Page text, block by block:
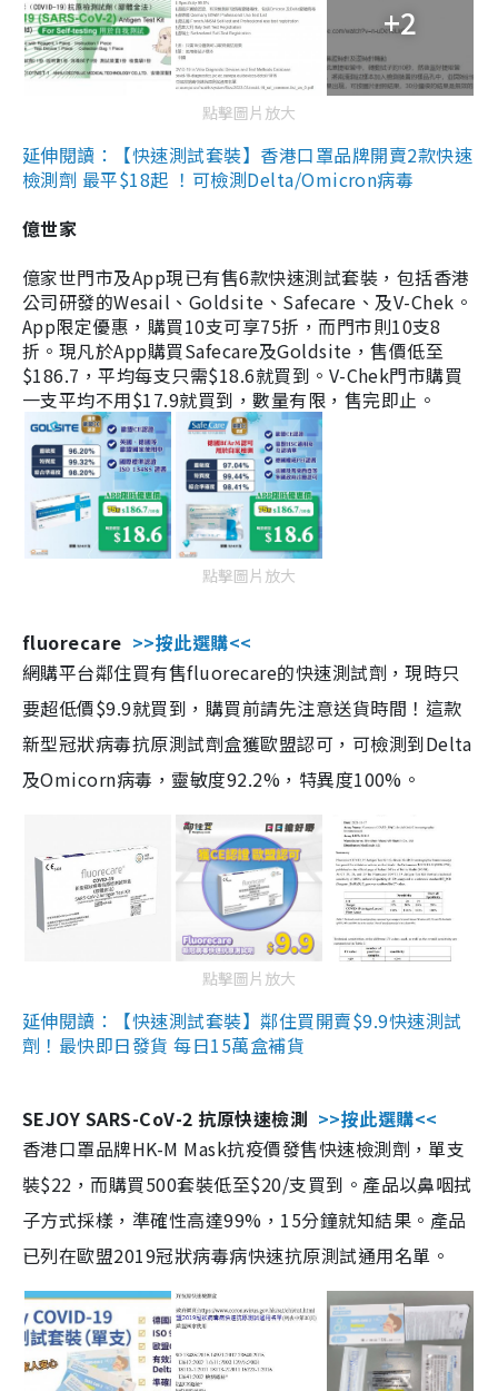
+2
點擊圖片放大
延伸閱讀：【快速測試套裝】香港口罩品牌開賣2款快速
檢測劑 最平$18起 ！可檢測Delta/Omicron病毒
億世家
億家世門市及App現已有售6款快速測試套裝，包括香港
公司研發的Wesail、Goldsite、Safecare、及V-Chek。
App限定優惠，購買10支可享75折，而門市則10支8
折。現凡於App購買Safecare及Goldsite，售價低至
$186.7，平均每支只需$18.6就買到。V-Chek門市購買
一支平均不用$17.9就買到，數量有限，售完即止。
點擊圖片放大
fluorecare >>按此選購<<
網購平台鄰住買有售fluorecare的快速測試劑，現時只
要超低價$9.9就買到，購買前請先注意送貨時間！這款
新型冠狀病毒抗原測試劑盒獲歐盟認可，可檢測到Delta
及Omicorn病毒，靈敏度92.2%，特異度100%。
點擊圖片放大
延伸閱讀：【快速測試套裝】鄰住買開賣$9.9快速測試
劑！最快即日發貨 每日15萬盒補貨
SEJOY SARS-CoV-2 抗原快速檢測 >>按此選購<<
香港口罩品牌HK-M Mask抗疫價發售快速檢測劑，單支
裝$22，而購買500套裝低至$20/支買到。產品以鼻咽拭
子方式採樣，準確性高達99%，15分鐘就知結果。產品
已列在歐盟2019冠狀病毒病快速抗原測試通用名單。